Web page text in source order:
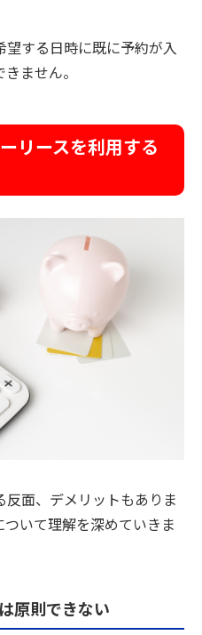
する日時に既に予約が入
ません。
リースを利用する
面、デメリットもありま
いて理解を深めていきま
原則できない